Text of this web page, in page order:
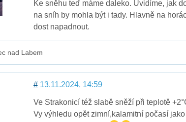
Ke sněhu teď máme daleko. Uvidíme, jak
na sníh by mohla být i tady. Hlavně na
dost napadnout.
nad Labem
#13.11.2024, 14:59
Ve Strakonicí též slabě sněží při teplotě
Vy výhledu opět zimní,kalamitní počasí